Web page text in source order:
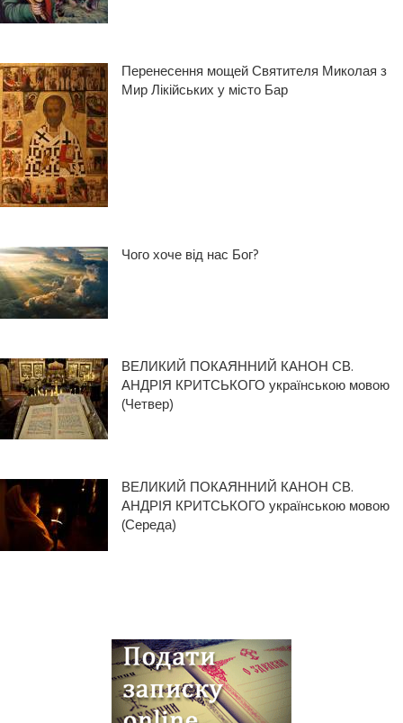
Перенесення мощей Святителя Миколая з
Мир Лікійських у місто Бар
Чого хоче від нас Бог?
ВЕЛИКИЙ ПОКАЯННИЙ КАНОН СВ.
АНДРІЯ КРИТСЬКОГО українською мовою
(Четвер)
ВЕЛИКИЙ ПОКАЯННИЙ КАНОН СВ.
АНДРІЯ КРИТСЬКОГО українською мовою
(Середа)